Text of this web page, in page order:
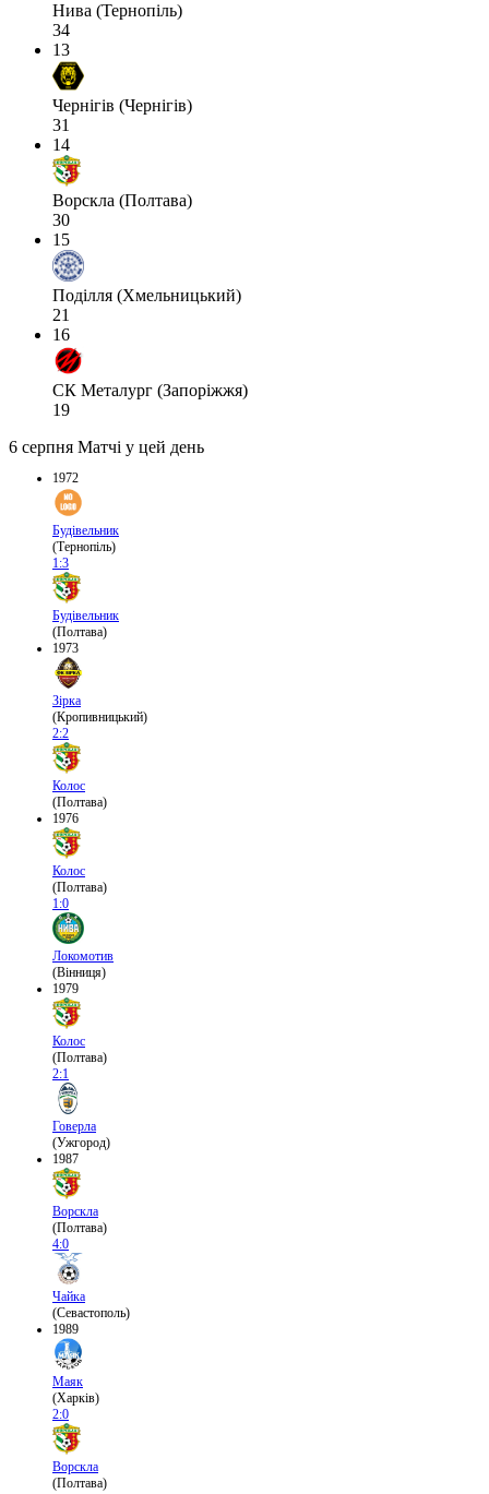
Нива (Тернопіль)
34
13
Чернігів (Чернігів)
31
14
Ворскла (Полтава)
30
15
Поділля (Хмельницький)
21
16
СК Металург (Запоріжжя)
19
6 серпня Матчі у цей день
1972
Будівельник
(Тернопіль)
1:3
Будівельник
(Полтава)
1973
Зірка
(Кропивницький)
2:2
Колос
(Полтава)
1976
Колос
(Полтава)
1:0
Локомотив
(Вінниця)
1979
Колос
(Полтава)
2:1
Говерла
(Ужгород)
1987
Ворскла
(Полтава)
4:0
Чайка
(Севастополь)
1989
Маяк
(Харків)
2:0
Ворскла
(Полтава)